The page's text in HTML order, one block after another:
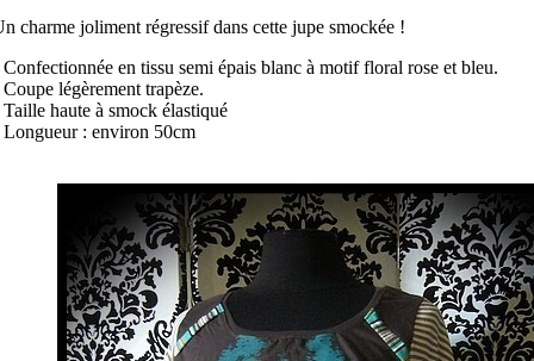
charme joliment régressif dans cette jupe smockée !
Confectionnée en tissu semi épais blanc à motif floral rose et bleu.
Coupe légèrement trapèze.
Taille haute à smock élastiqué
Longueur : environ 50cm